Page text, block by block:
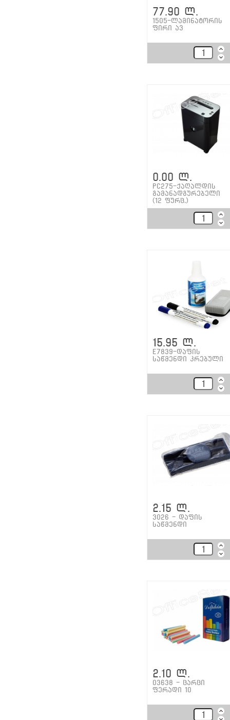
77.90 ლ.
1505-ლამინატორის
ფირი ა3
0.00 ლ.
PC275-ქაღალდის
გამანადგურებელი
(12 ფურც.)
15.95 ლ.
E7839-დაფის
საწმენდი კრებული
2.15 ლ.
3026 - დაფის
საწმენდი
2.10 ლ.
03638 - ცარცი
ფერადი 10